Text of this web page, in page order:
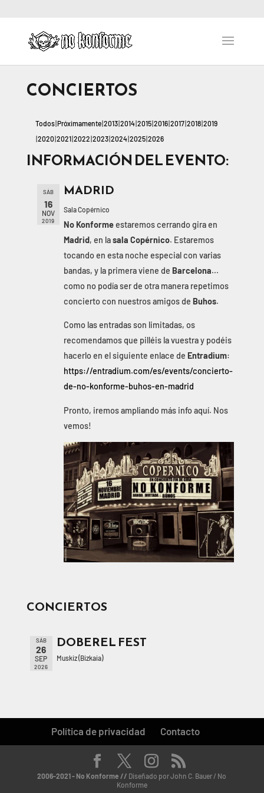
CONCIERTOS
Todos Próximamente 2013 2014 2015 2016 2017 2018 2019
2020 2021 2022 2023 2024 2025 2026
INFORMACIÓN DEL EVENTO:
SÁB
16
NOV
2019
MADRID
Sala Copérnico
No Konformeestaremos cerrando gira en
Madrid, en lasala Copérnico. Estaremos
tocando en esta noche especial con varias
bandas, y la primera viene de Barcelona...
como no podía ser de otra manera repetimos
concierto con nuestros amigos de Buhos.
Como las entradas son limitadas, os
recomendamos que pilléis la vuestra y podéis
hacerlo en el siguiente enlace de Entradium:
https://entradium.com/es/events/concierto-
de-no-konforme-buhos-en-madrid
Pronto, iremos ampliando más info aquí. Nos
vemos!
CONCIERTOS
SÁB
26
SEP
2026
DOBEREL FEST
Muskiz (Bizkaia)
Política de privacidad Contacto
2006-2021 - No Konforme // Diseñado por John C. Bauer / No
Konforme